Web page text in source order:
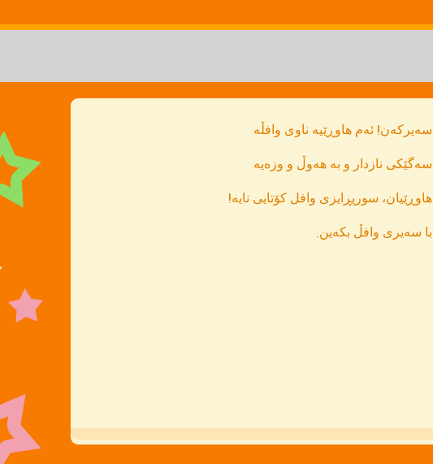
سەیرکەن! ئەم هاوڕێیە ناوی وافڵە
سەگێکی نازدار و بە هەوڵ و وزەیە
هاوڕێیان، سورپڕایزی وافل کۆتایی نایە!
با سەیری وافڵ بکەین.